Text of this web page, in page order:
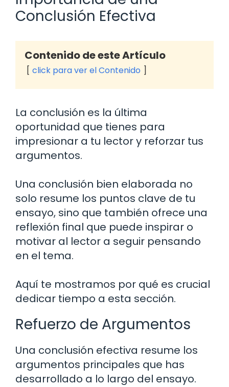
Conclusión Efectiva
Contenido de este Artículo
click para ver el Contenido
La conclusión es la última
oportunidad que tienes para
impresionar a tu lector y reforzar tus
argumentos.
Una conclusión bien elaborada no
solo resume los puntos clave de tu
ensayo, sino que también ofrece una
reflexión final que puede inspirar o
motivar al lector a seguir pensando
en el tema.
Aquí te mostramos por qué es crucial
dedicar tiempo a esta sección.
Refuerzo de Argumentos
Una conclusión efectiva resume los
argumentos principales que has
desarrollado a lo largo del ensayo.